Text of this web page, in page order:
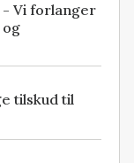
Vi forlanger
tilskud til